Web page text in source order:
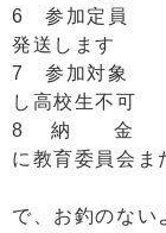
6 参加定員
発送
7 参加対象 3
し高校生不可
8 納 金 ※6
に教育委員会ま
各分室に
で、お釣のない